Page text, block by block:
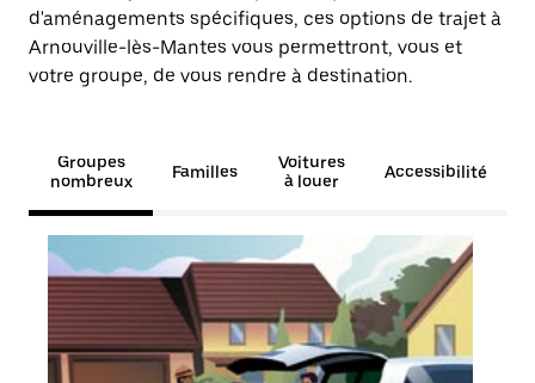
d'aménagements spécifiques, ces options de trajet à
Arnouville-lès-Mantes vous permettront, vous et
votre groupe, de vous rendre à destination.
Groupes
nombreux
Familles
Voitures
à louer
Accessibilité